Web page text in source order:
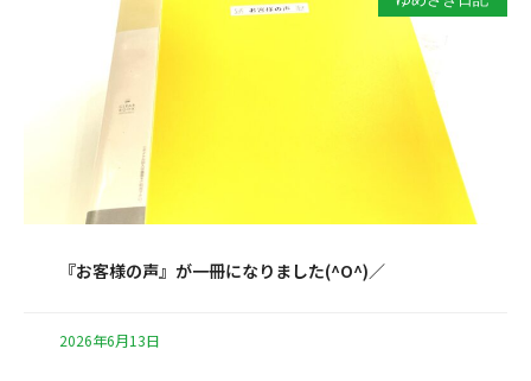
『お客様の声』が一冊になりました(^O^)／
2026年6月13日